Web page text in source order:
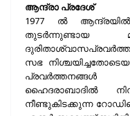
ആന്ദ്രാ പ്രദേശ്
1977 ല്‍
തുടര്‍ന്നുണ്ടായ
സഭ
പ്രവര്‍ത്തനങ്ങള്‍
ഹൈദരാബാദില്‍
നീണ്ടുകിടക്കുന്ന